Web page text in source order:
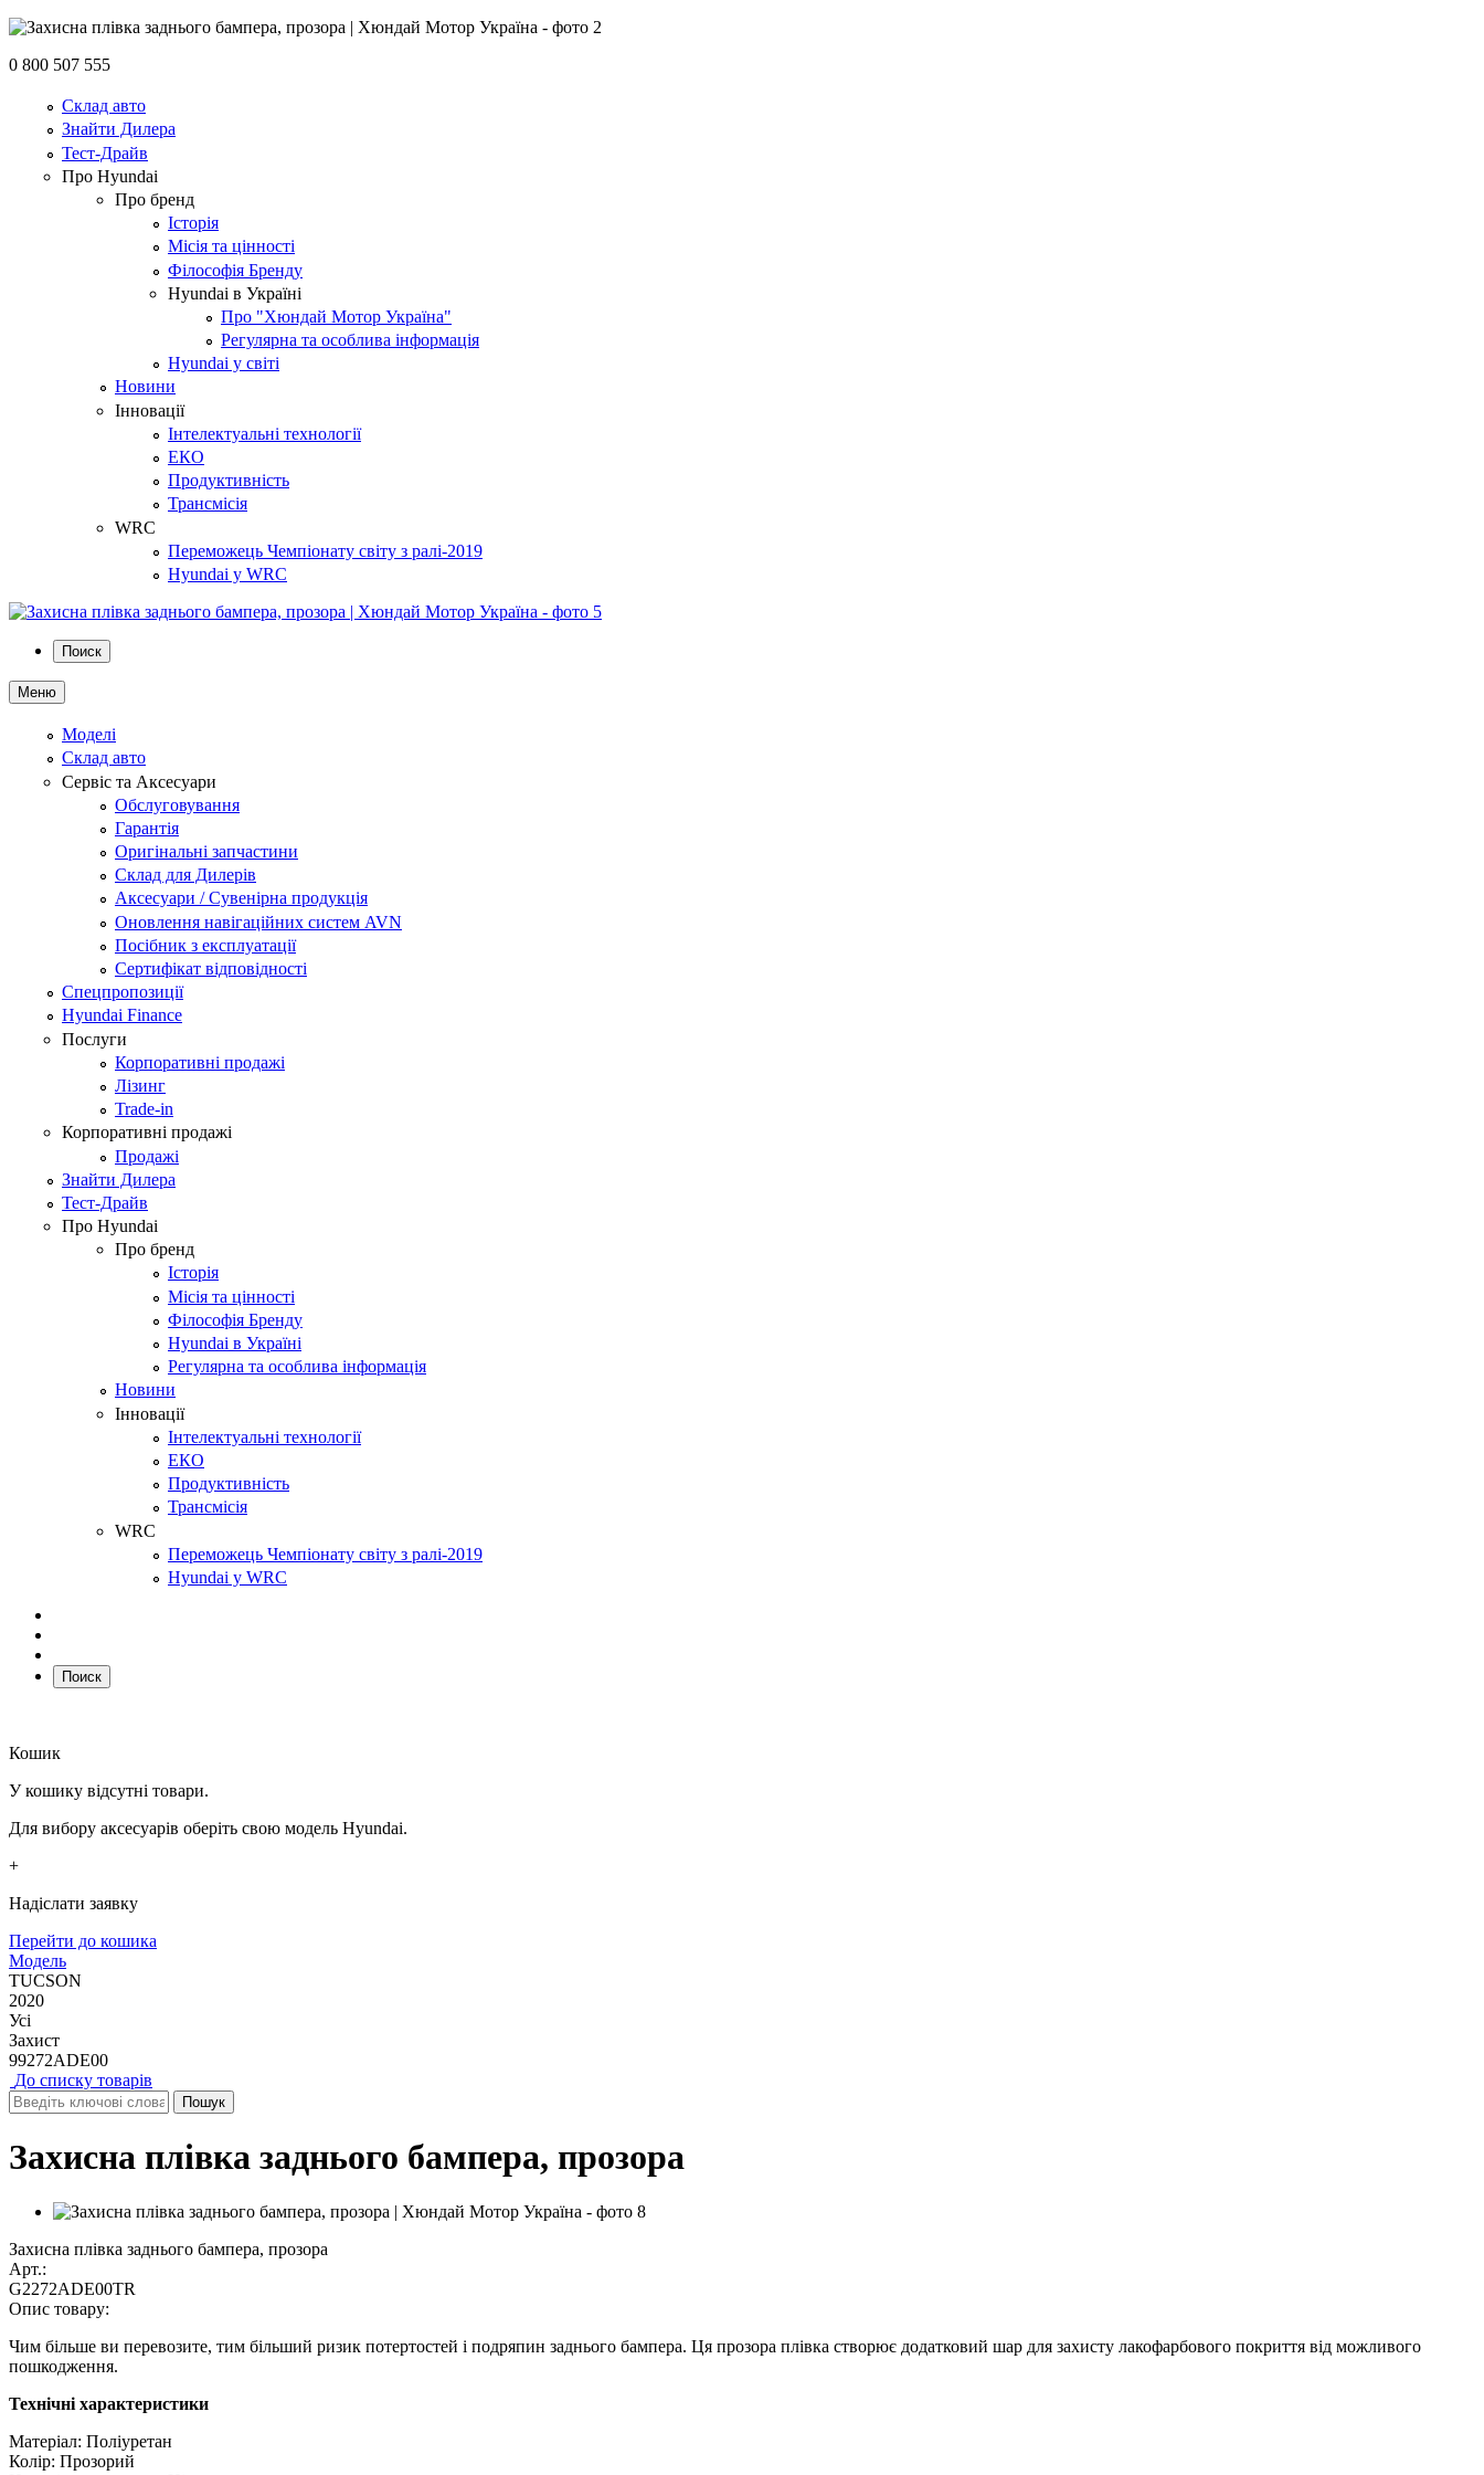
0 800 507 555
Склад авто
Знайти Дилера
Тест-Драйв
Про Hyundai
Про бренд
Історія
Місія та цінності
Філософія Бренду
Hyundai в Україні
Про "Хюндай Мотор Україна"
Регулярна та особлива інформація
Hyundai у світі
Новини
Інновації
Інтелектуальні технології
ЕКО
Продуктивність
Трансмісія
WRC
Переможець Чемпіонату світу з ралі-2019
Hyundai у WRC
Поиск
Меню
Моделі
Склад авто
Сервіс та Аксесуари
Обслуговування
Гарантія
Оригінальні запчастини
Склад для Дилерів
Аксесуари / Сувенірна продукція
Оновлення навігаційних систем AVN
Посібник з експлуатації
Сертифікат відповідності
Спецпропозиції
Hyundai Finance
Послуги
Корпоративні продажі
Лізинг
Trade-in
Корпоративні продажі
Продажі
Знайти Дилера
Тест-Драйв
Про Hyundai
Про бренд
Історія
Місія та цінності
Філософія Бренду
Hyundai в Україні
Регулярна та особлива інформація
Новини
Інновації
Інтелектуальні технології
ЕКО
Продуктивність
Трансмісія
WRC
Переможець Чемпіонату світу з ралі-2019
Hyundai у WRC
Поиск
Кошик
У кошику відсутні товари.
Для вибору аксесуарів оберіть свою модель Hyundai.
+
Надіслати заявку
Перейти до кошика
Модель
TUCSON
2020
Усі
Захист
99272ADE00
До списку товарів
Захисна плівка заднього бампера, прозора
Захисна плівка заднього бампера, прозора
Арт.:
G2272ADE00TR
Опис товару:
Чим більше ви перевозите, тим більший ризик потертостей і подряпин заднього бампера. Ця прозора плівка створює додатковий шар для захисту лакофарбового покриття від можливого
пошкодження.
Технічні характеристики
Матеріал: Поліуретан
Колір: Прозорий